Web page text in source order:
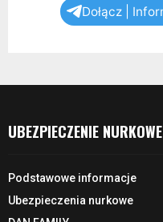
Dołącz |
UBEZPIECZENIE
Podstawowe informacje
Ubezpieczenia nurkowe